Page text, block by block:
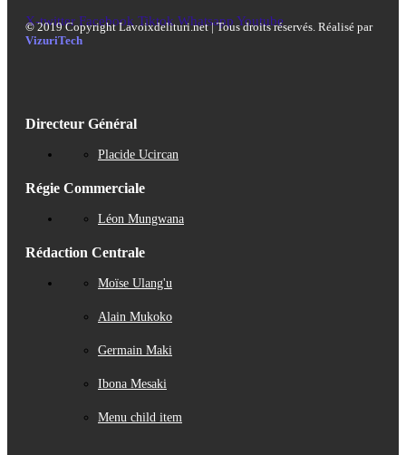
X-twitter Facebook Tiktok Whatsapp Youtube
©2019 Copyright Lavoixdelituri.net | Tous droits réservés. Réalisé par
VizuriTech
Directeur Général
Placide Ucircan
Régie Commerciale
Léon Mungwana
Rédaction Centrale
Moïse Ulang'u
Alain Mukoko
Germain Maki
Ibona Mesaki
Menu child item